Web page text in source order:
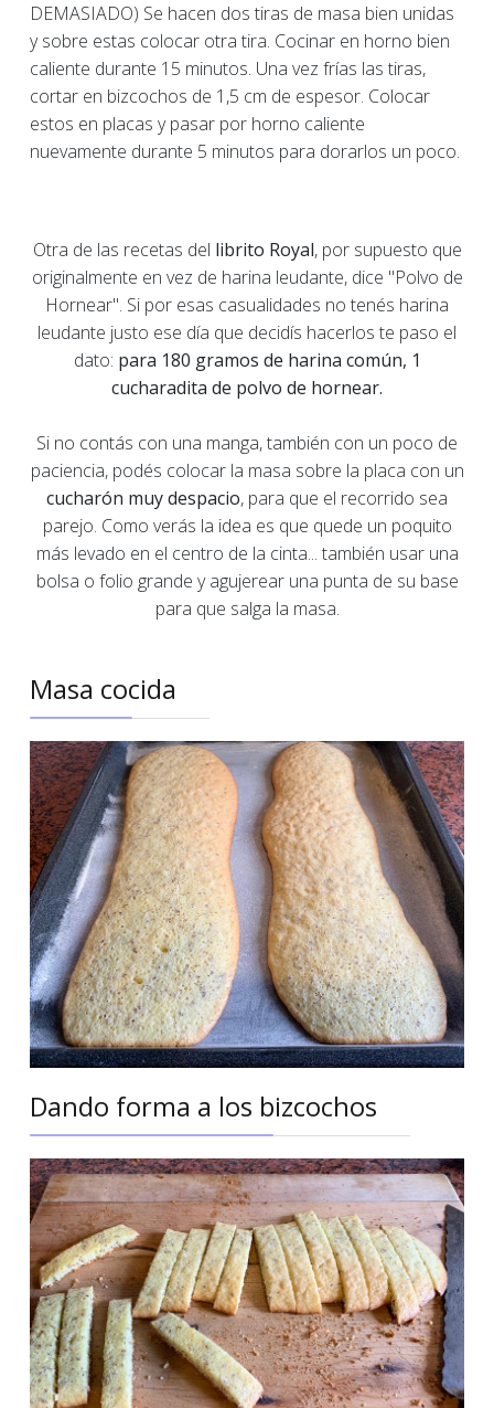
DEMASIADO) Se hacen dos tiras de masa bien unidas
y sobre estas colocar otra tira. Cocinar en horno bien
caliente durante 15 minutos. Una vez frías las tiras,
cortar en bizcochos de 1,5 cm de espesor. Colocar
estos en placas y pasar por horno caliente
nuevamente durante 5 minutos para dorarlos un poco.
Otra de las recetas del librito Royal, por supuesto que
originalmente en vez de harina leudante, dice "Polvo de
Hornear". Si por esas casualidades no tenés harina
leudante justo ese día que decidís hacerlos te paso el
dato: para 180 gramos de harina común, 1
cucharadita de polvo de hornear.
Si no contás con una manga, también con un poco de
paciencia, podés colocar la masa sobre la placa con un
cucharón muy despacio, para que el recorrido sea
parejo. Como verás la idea es que quede un poquito
más levado en el centro de la cinta... también usar una
bolsa o folio grande y agujerear una punta de su base
para que salga la masa.
Masa cocida
Dando forma a los bizcochos